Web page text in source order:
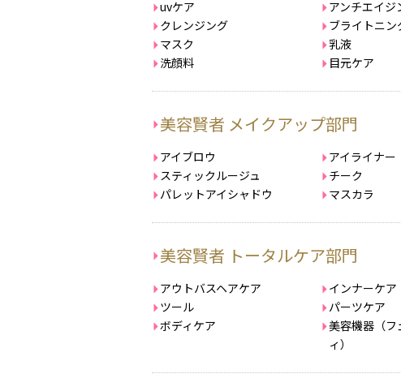
uvケア アンチエイジ
クレンジング
ブライトニン
マスク
乳液
洗顔料
目元ケア
美容賢者 メイクアップ部門
アイブロウ アイライナー
スティックルージュ
チーク
パレットアイシャドウ
マスカラ
美容賢者 トータルケア部門
アウトバスヘアケア インナーケア
ツール
パーツケア
ボディケア
美容機器（フ
ィ）